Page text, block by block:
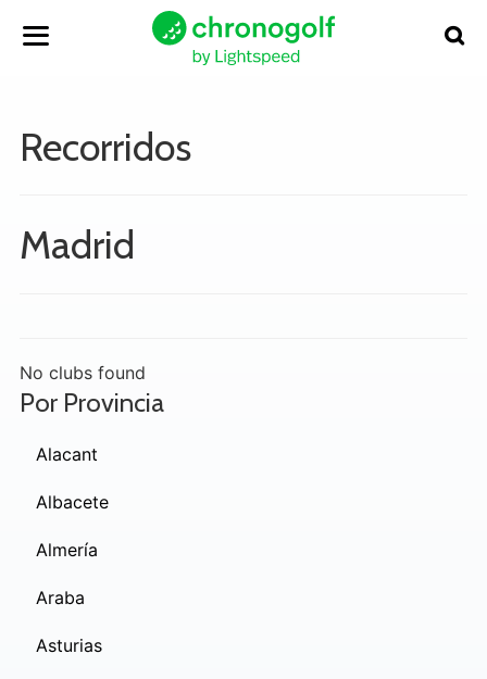
Recorridos
Madrid
No clubs found
Por Provincia
Alacant
Albacete
Almería
Araba
Asturias